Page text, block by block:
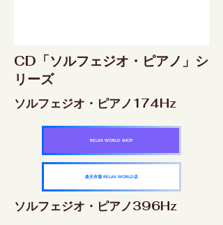
CD「ソルフェジオ・ピアノ」シ
リーズ
ソルフェジオ・ピアノ174Hz
RELAX WORLD SHOP
楽天市場 RELAX WORLD店
ソルフェジオ・ピアノ396Hz